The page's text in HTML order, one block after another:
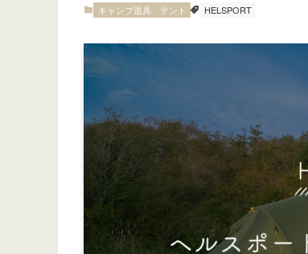
キャンプ道具 テント HELSPORT